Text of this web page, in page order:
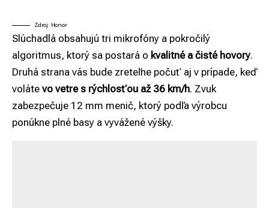
Zdroj: Honor
Slúchadlá obsahujú tri mikrofóny a pokročilý
algoritmus, ktorý sa postará o kvalitné a čisté hovory.
Druhá strana vás bude zreteľne počuť aj v prípade, keď
voláte vo vetre s rýchlosťou až 36 km/h. Zvuk
zabezpečuje 12 mm menič, ktorý podľa výrobcu
ponúkne plné basy a vyvážené výšky.